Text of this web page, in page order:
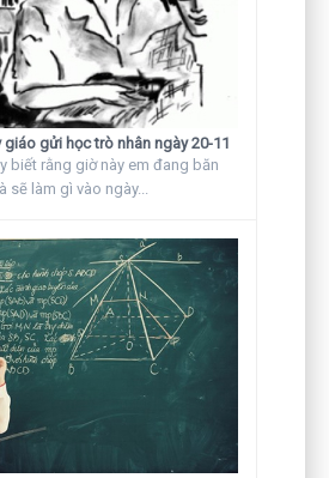
giáo gửi học trò nhân ngày 20-11
biết rằng giờ này em đang băn
làm gì vào ngày...